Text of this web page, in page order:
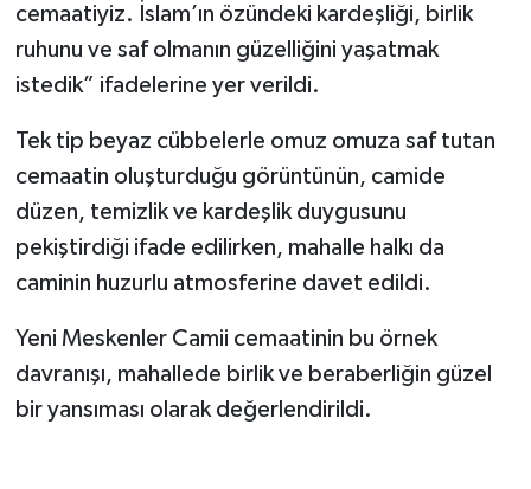
cemaatiyiz. İslam’ın özündeki kardeşliği, birlik
ruhunu ve saf olmanın güzelliğini yaşatmak
istedik” ifadelerine yer verildi.
Tek tip beyaz cübbelerle omuz omuza saf tutan
cemaatin oluşturduğu görüntünün, camide
düzen, temizlik ve kardeşlik duygusunu
pekiştirdiği ifade edilirken, mahalle halkı da
caminin huzurlu atmosferine davet edildi.
Yeni Meskenler Camii cemaatinin bu örnek
davranışı, mahallede birlik ve beraberliğin güzel
bir yansıması olarak değerlendirildi.